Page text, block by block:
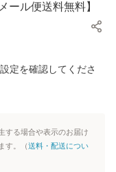
ール便送料無料】
定を確認してくださ
する場合や表示のお届け
す。（送料・配送につい